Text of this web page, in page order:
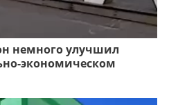
немного улучшил
экономическом